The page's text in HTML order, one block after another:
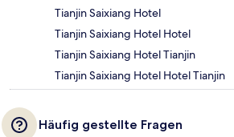
Tianjin Saixiang Hotel
Tianjin Saixiang Hotel Hotel
Tianjin Saixiang Hotel Tianjin
Tianjin Saixiang Hotel Hotel Tianjin
Häufig gestellte Fragen